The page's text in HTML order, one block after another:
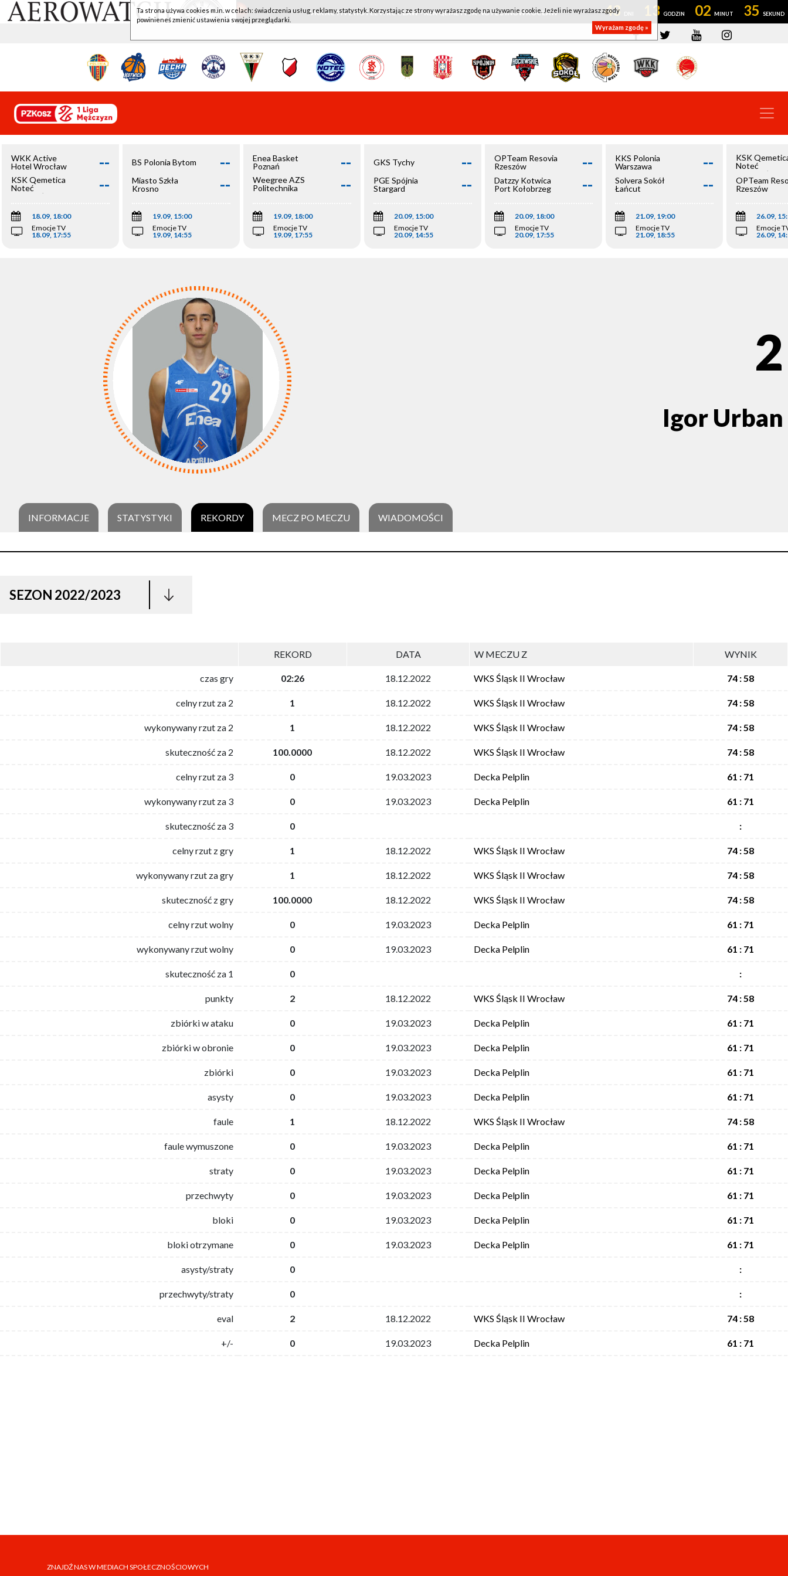
WKK ACTIVE HOTEL WROCŁAW - KSK QEMETICA NOTEĆ INOWROCŁAW 43 13 02 34
WKK Active
Hotel Wrocław
--
KSK Qemetica
Noteć
Inowrocław
--
18.09, 18:00
Emocje TV
18.09, 17:55
BS Polonia Bytom --
Miasto Szkła
Krosno
--
19.09, 15:00
Emocje TV
19.09, 14:55
Enea Basket
Poznań
--
Weegree AZS
Politechnika
--
19.09, 18:00
Emocje TV
19.09, 17:55
GKS Tychy --
PGE Spójnia
Stargard
--
20.09, 15:00
Emocje TV
20.09, 14:55
OPTeam Resovia
Rzeszów
--
Datzzy Kotwica
Port Kołobrzeg
--
20.09, 18:00
Emocje TV
20.09, 17:55
KKS Polonia
Warszawa
--
Solvera Sokół
Łańcut
--
21.09, 19:00
Emocje TV
21.09, 18:55
KSK
Noteć
Inowrocław
OPTeam
Rzeszów
26.09,
Emocje
26.09,
2
Igor Urban
INFORMACJE STATYSTYKI REKORDY MECZ PO MECZU WIADOMOŚCI
SEZON 2022/2023
REKORD DATA W MECZU Z WYNIK
czas gry 02:26 18.12.2022 WKS Śląsk II Wrocław 74 : 58
celny rzut za 2 1 18.12.2022 WKS Śląsk II Wrocław 74 : 58
wykonywany rzut za 2 1 18.12.2022 WKS Śląsk II Wrocław 74 : 58
skuteczność za 2 100.0000 18.12.2022 WKS Śląsk II Wrocław 74 : 58
celny rzut za 3 0 19.03.2023 Decka Pelplin 61 : 71
wykonywany rzut za 3 0 19.03.2023 Decka Pelplin 61 : 71
skuteczność za 3 0 :
celny rzut z gry 1 18.12.2022 WKS Śląsk II Wrocław 74 : 58
wykonywany rzut za gry 1 18.12.2022 WKS Śląsk II Wrocław 74 : 58
skuteczność z gry 100.0000 18.12.2022 WKS Śląsk II Wrocław 74 : 58
celny rzut wolny 0 19.03.2023 Decka Pelplin 61 : 71
wykonywany rzut wolny 0 19.03.2023 Decka Pelplin 61 : 71
skuteczność za 1 0 :
punkty 2 18.12.2022 WKS Śląsk II Wrocław 74 : 58
zbiórki w ataku 0 19.03.2023 Decka Pelplin 61 : 71
zbiórki w obronie 0 19.03.2023 Decka Pelplin 61 : 71
zbiórki 0 19.03.2023 Decka Pelplin 61 : 71
asysty 0 19.03.2023 Decka Pelplin 61 : 71
faule 1 18.12.2022 WKS Śląsk II Wrocław 74 : 58
faule wymuszone 0 19.03.2023 Decka Pelplin 61 : 71
straty 0 19.03.2023 Decka Pelplin 61 : 71
przechwyty 0 19.03.2023 Decka Pelplin 61 : 71
bloki 0 19.03.2023 Decka Pelplin 61 : 71
bloki otrzymane 0 19.03.2023 Decka Pelplin 61 : 71
asysty/straty 0 :
przechwyty/straty 0 :
eval 2 18.12.2022 WKS Śląsk II Wrocław 74 : 58
+/- 0 19.03.2023 Decka Pelplin 61 : 71
ZNAJDŹ NAS W MEDIACH SPOŁECZNOŚCIOWYCH
Ta strona używa cookies m.in. w celach: świadczenia usług, reklamy, statystyk. Korzystając ze strony wyrażasz zgodę na używanie cookie. Jeżeli nie wyrażasz zgody
powinieneś zmienić ustawienia swojej przeglądarki.
Wyrażam zgodę »